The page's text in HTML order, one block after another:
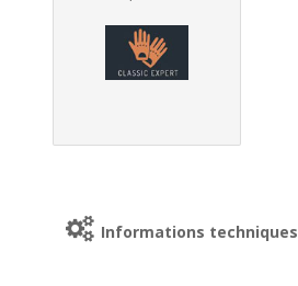
Informations techniques